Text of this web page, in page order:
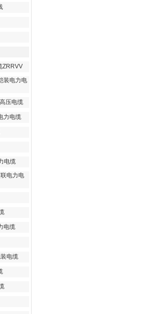
ZRRVV
装电力电
压电缆
力电缆
电缆
电力电
电缆
电缆